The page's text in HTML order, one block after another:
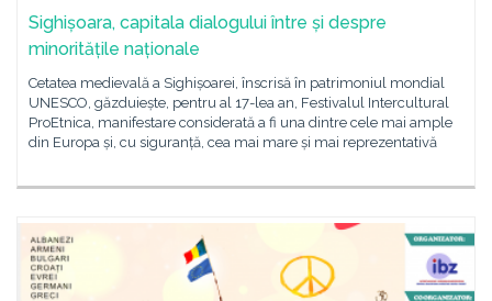
Sighișoara, capitala dialogului între și despre
minoritățile naționale
Cetatea medievală a Sighișoarei, înscrisă în patrimoniul mondial
UNESCO, găzduiește, pentru al 17-lea an, Festivalul Intercultural
ProEtnica, manifestare considerată a fi una dintre cele mai ample
din Europa și, cu siguranță, cea mai mare și mai reprezentativă